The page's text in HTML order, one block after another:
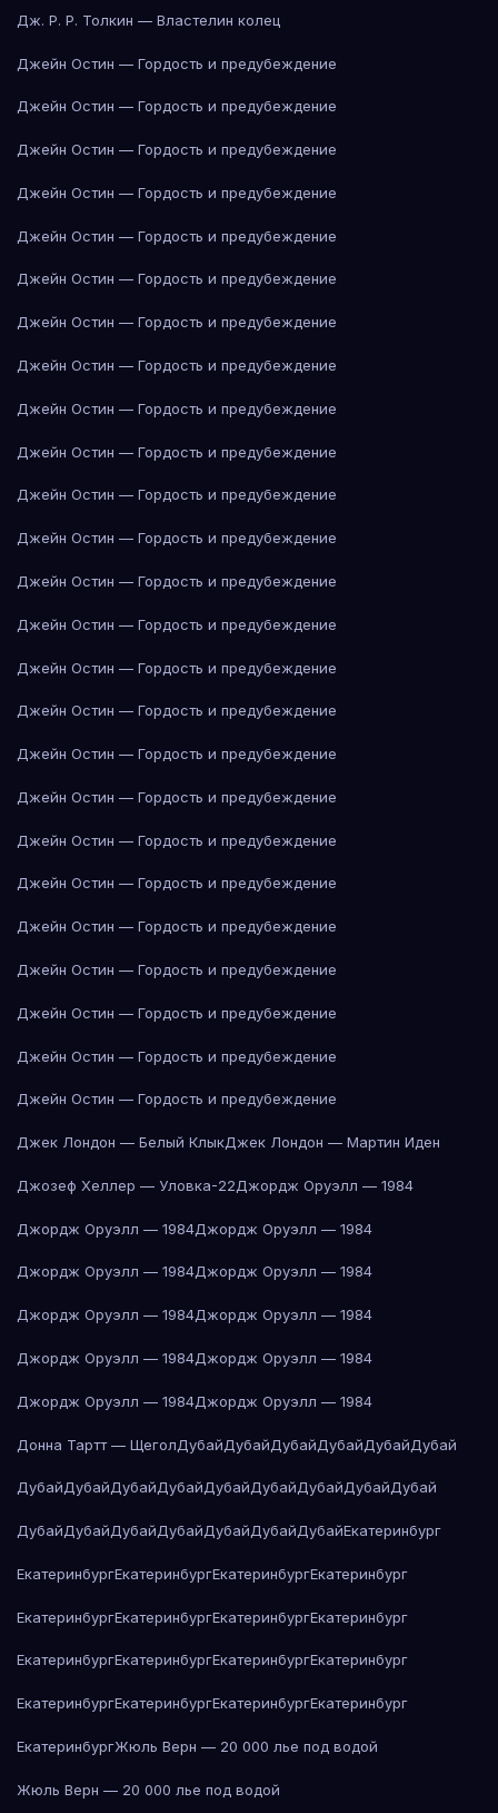
Дж. Р. Р. Толкин — Властелин колец
Джейн Остин — Гордость и предубеждение
Джейн Остин — Гордость и предубеждение
Джейн Остин — Гордость и предубеждение
Джейн Остин — Гордость и предубеждение
Джейн Остин — Гордость и предубеждение
Джейн Остин — Гордость и предубеждение
Джейн Остин — Гордость и предубеждение
Джейн Остин — Гордость и предубеждение
Джейн Остин — Гордость и предубеждение
Джейн Остин — Гордость и предубеждение
Джейн Остин — Гордость и предубеждение
Джейн Остин — Гордость и предубеждение
Джейн Остин — Гордость и предубеждение
Джейн Остин — Гордость и предубеждение
Джейн Остин — Гордость и предубеждение
Джейн Остин — Гордость и предубеждение
Джейн Остин — Гордость и предубеждение
Джейн Остин — Гордость и предубеждение
Джейн Остин — Гордость и предубеждение
Джейн Остин — Гордость и предубеждение
Джейн Остин — Гордость и предубеждение
Джейн Остин — Гордость и предубеждение
Джейн Остин — Гордость и предубеждение
Джейн Остин — Гордость и предубеждение
Джейн Остин — Гордость и предубеждение
Джек Лондон — Белый КлыкДжек Лондон — Мартин Иден
Джозеф Хеллер — Уловка-22Джордж Оруэлл — 1984
Джордж Оруэлл — 1984Джордж Оруэлл — 1984
Джордж Оруэлл — 1984Джордж Оруэлл — 1984
Джордж Оруэлл — 1984Джордж Оруэлл — 1984
Джордж Оруэлл — 1984Джордж Оруэлл — 1984
Джордж Оруэлл — 1984Джордж Оруэлл — 1984
Донна Тартт — ЩеголДубайДубайДубайДубайДубайДубай
ДубайДубайДубайДубайДубайДубайДубайДубайДубай
ДубайДубайДубайДубайДубайДубайДубайЕкатеринбург
ЕкатеринбургЕкатеринбургЕкатеринбургЕкатеринбург
ЕкатеринбургЕкатеринбургЕкатеринбургЕкатеринбург
ЕкатеринбургЕкатеринбургЕкатеринбургЕкатеринбург
ЕкатеринбургЕкатеринбургЕкатеринбургЕкатеринбург
ЕкатеринбургЖюль Верн — 20 000 лье под водой
Жюль Верн — 20 000 лье под водой